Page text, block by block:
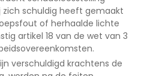
zich schuldig heeft gemaakt
of herhaalde lichte
artikel 18 van de wet van 3
verschuldigd krachtens de